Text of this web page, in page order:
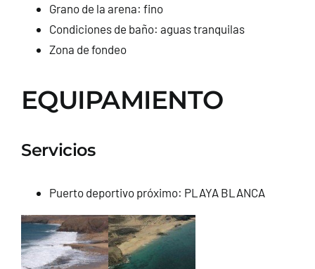
Grano de la arena: fino
Condiciones de baño: aguas tranquilas
Zona de fondeo
EQUIPAMIENTO
Servicios
Puerto deportivo próximo: PLAYA BLANCA